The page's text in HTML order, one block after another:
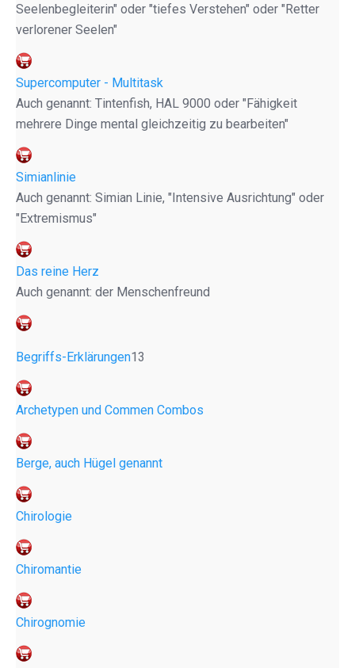
Seelenbegleiterin" oder "tiefes Verstehen" oder "Retter
verlorener Seelen"
Supercomputer - Multitask
Auch genannt: Tintenfish, HAL 9000 oder "Fähigkeit
mehrere Dinge mental gleichzeitig zu bearbeiten"
Simianlinie
Auch genannt: Simian Linie, "Intensive Ausrichtung" oder
"Extremismus"
Das reine Herz
Auch genannt: der Menschenfreund
Begriffs-Erklärungen13
Archetypen und Commen Combos
Berge, auch Hügel genannt
Chirologie
Chiromantie
Chirognomie